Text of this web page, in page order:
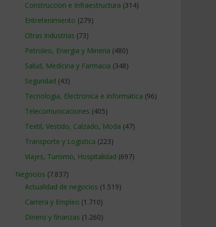
Construccion e Infraestructura (314)
Entretenimiento (279)
Otras industrias (73)
Petroleo, Energia y Mineria (480)
Salud, Medicina y Farmacia (348)
Seguridad (43)
Tecnologia, Electronica e Informatica (96)
Telecomunicaciones (405)
Textil, Vestido, Calzado, Moda (47)
Transporte y Logistica (223)
Viajes, Turismo, Hospitalidad (697)
Negocios (7.837)
Actualidad de negocios (1.519)
Carrera y Empleo (1.710)
Dinero y finanzas (1.260)